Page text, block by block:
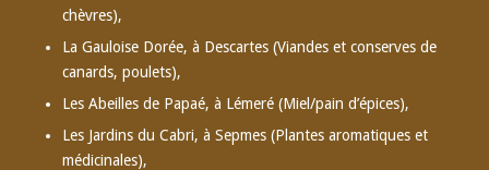
chèvres),
La Gauloise Dorée, à Descartes (Viandes et conserves de
canards, poulets),
Les Abeilles de Papaé, à Lémeré (Miel/pain d’épices),
Les Jardins du Cabri, à Sepmes (Plantes aromatiques et
médicinales),